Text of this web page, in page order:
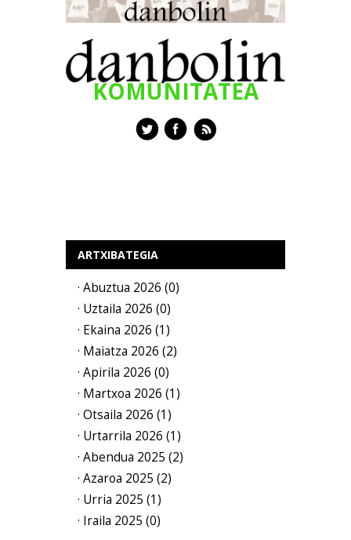
KOMUNITATEA
ARTXIBATEGIA
· Abuztua 2026 (0)
· Uztaila 2026 (0)
· Ekaina 2026 (1)
· Maiatza 2026 (2)
· Apirila 2026 (0)
· Martxoa 2026 (1)
· Otsaila 2026 (1)
· Urtarrila 2026 (1)
· Abendua 2025 (2)
· Azaroa 2025 (2)
· Urria 2025 (1)
· Iraila 2025 (0)